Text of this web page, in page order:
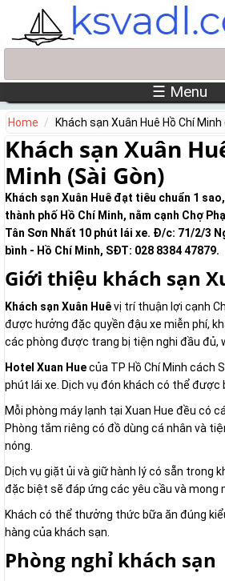
Skip to main content
☰ Menu
Home Khách sạn Xuân Huê Hồ Chí Minh
Khách sạn Xuân
Minh (Sài Gòn)
Khách sạn Xuân Huê đạt tiêu chuẩn 1
thành phố Hồ Chí Minh, nằm cạnh Chợ
Tân Sơn Nhất 10 phút lái xe. Đ/c: 71/2/3
bình - Hồ Chí Minh, SĐT: 028 8384 47879.
Giới thiệu khách sạn
Khách sạn Xuân Huêvị trí thuận lợi cạnh
được hưởng đặc quyền đậu xe miễn phí,
các phòng được trang bị tiện nghi đầu đủ,
Hotel Xuan Huecủa TP Hồ Chí Minh cách
phút lái xe. Dịch vụ đón khách có thể được
Mỗi phòng máy lạnh tại Xuan Hue đều có
Phòng tắm riêng có đồ dùng cá nhân và
nóng.
Dịch vụ giặt ủi và giữ hành lý có sẵn trong
đặc biệt sẽ đáp ứng các yêu cầu và mong
Khách có thể thưởng thức bữa ăn đúng
hàng của khách sạn.
Phòng nghỉ khách sạn